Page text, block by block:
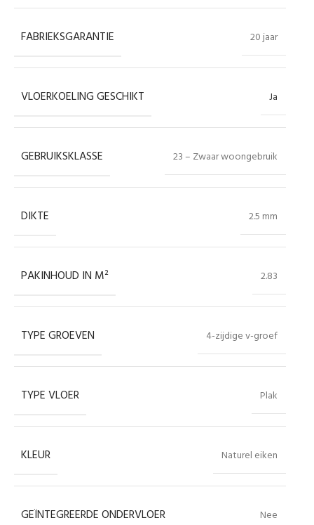
FABRIEKSGARANTIE 20 jaar
VLOERKOELING GESCHIKT Ja
GEBRUIKSKLASSE 23 – Zwaar woongebruik
DIKTE 2.5 mm
PAKINHOUD IN M² 2.83
TYPE GROEVEN 4-zijdige v-groef
TYPE VLOER Plak
KLEUR Naturel eiken
GEÏNTEGREERDE ONDERVLOER Nee